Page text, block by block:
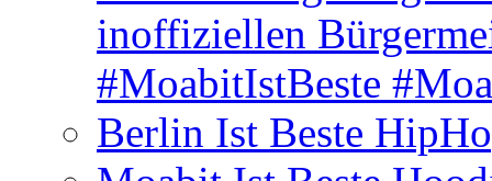
inoffiziellen
#MoabitIstBeste
Berlin Ist Beste